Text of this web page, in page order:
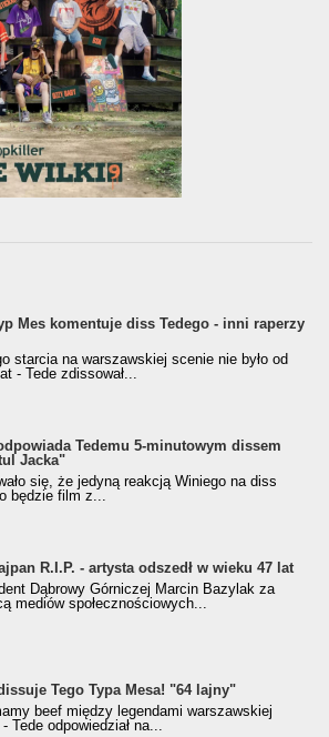
Mes komentuje diss Tedego - inni raperzy
starcia na warszawskiej scenie nie było od
- Tede zdissował...
Tedemu 5-minutowym dissem
Jacka"
się, że jedyną reakcją Winiego na diss
będzie film z...
R.I.P. - artysta odszedł w wieku 47 lat
Dąbrowy Górniczej Marcin Bazylak za
mediów społecznościowych...
Tego Typa Mesa! "64 lajny"
beef między legendami warszawskiej
Tede odpowiedział na...